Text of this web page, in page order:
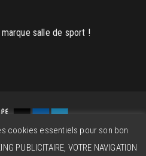
salle de sport !
- Powered bybeatitude.eu
cookies essentiels pour son bon
PUBLICITAIRE, VOTRE NAVIGATION